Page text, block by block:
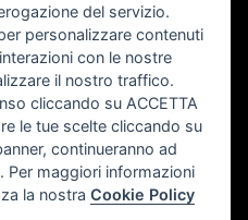
del servizio.
personalizzare contenuti
con le nostre
il nostro traffico.
cliccando su ACCETTA
le tue scelte cliccando su
continueranno ad
Per maggiori informazioni
la nostraCookie Policy